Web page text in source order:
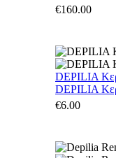
€160.00
DEPILIA
DEPILIA
€6.00